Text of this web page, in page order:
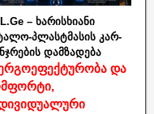
– ხარისხიანი
პლასტმასის კარ-
დამზადება
და